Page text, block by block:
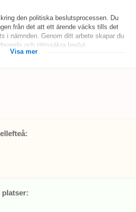
den politiska beslutsprocessen. Du
från det att ett ärende väcks tills det
i nämnden. Genom ditt arbete skapar du
och rättssäkra beslut...
Visa mer
platser: